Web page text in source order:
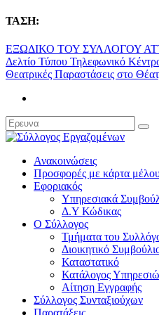
ΤΑΣΗ:
ΕΞΩΔΙΚΟ ΤΟΥ ΣΥΛΛΟΓΟΥ
Δελτίο Τύπου Τηλεφωνικό
Θεατρικές Παραστάσεις στο
Ανακοινώσεις
Προσφορές με κάρτα
Εφοριακός
Υπηρεσιακά
Δ.Υ Κώδικας
Ο Σύλλογος
Τμήματα του
Διοικητικό
Καταστατικό
Κατάλογος
Αίτηση Εγγραφής
Σύλλογος Συνταξιούχων
Παρατάξεις